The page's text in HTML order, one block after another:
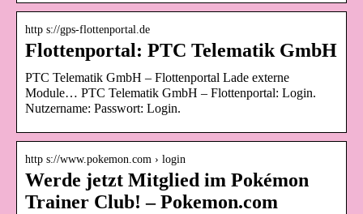
http s://gps-flottenportal.de
Flottenportal: PTC Telematik GmbH
PTC Telematik GmbH – Flottenportal Lade externe
Module… PTC Telematik GmbH – Flottenportal: Login.
Nutzername: Passwort: Login.
http s://www.pokemon.com › login
Werde jetzt Mitglied im Pokémon
Trainer Club! – Pokemon.com